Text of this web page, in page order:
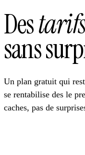
Des
sans
Un plan gratuit qui
se rentabilise des le
caches, pas de